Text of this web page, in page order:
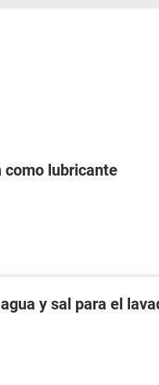
como lubricante
y sal para el